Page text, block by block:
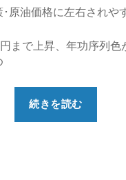
原油価格に左右されや
まで上昇、年功序列色
続きを読む